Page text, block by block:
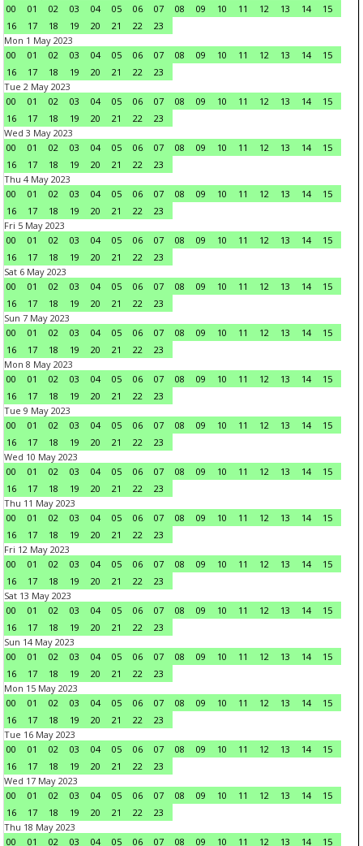
00
01 02 03 04 05 06 07 08 09 10 11 12 13 14
15
16
17 18 19 20 21 22
23
Mon 1 May 2023
00
01 02 03 04 05 06 07 08 09 10 11 12 13 14
15
16
17 18 19 20 21 22
23
Tue 2 May 2023
00
01 02 03 04 05 06 07 08 09 10 11 12 13 14
15
16
17 18 19 20 21 22
23
Wed 3 May 2023
00
01 02 03 04 05 06 07 08 09 10 11 12 13 14
15
16
17 18 19 20 21 22
23
Thu 4 May 2023
00
01 02 03 04 05 06 07 08 09 10 11 12 13 14
15
16
17 18 19 20 21 22
23
Fri 5 May 2023
00
01 02 03 04 05 06 07 08 09 10 11 12 13 14
15
16
17 18 19 20 21 22
23
Sat 6 May 2023
00
01 02 03 04 05 06 07 08 09 10 11 12 13 14
15
16
17 18 19 20 21 22
23
Sun 7 May 2023
00
01 02 03 04 05 06 07 08 09 10 11 12 13 14
15
16
17 18 19 20 21 22
23
Mon 8 May 2023
00
01 02 03 04 05 06 07 08 09 10 11 12 13 14
15
16
17 18 19 20 21 22
23
Tue 9 May 2023
00
01 02 03 04 05 06 07 08 09 10 11 12 13 14
15
16
17 18 19 20 21 22
23
Wed 10 May 2023
00
01 02 03 04 05 06 07 08 09 10 11 12 13 14
15
16
17 18 19 20 21 22
23
Thu 11 May 2023
00
01 02 03 04 05 06 07 08 09 10 11 12 13 14
15
16
17 18 19 20 21 22
23
Fri 12 May 2023
00
01 02 03 04 05 06 07 08 09 10 11 12 13 14
15
16
17 18 19 20 21 22
23
Sat 13 May 2023
00
01 02 03 04 05 06 07 08 09 10 11 12 13 14
15
16
17 18 19 20 21 22
23
Sun 14 May 2023
00
01 02 03 04 05 06 07 08 09 10 11 12 13 14
15
16
17 18 19 20 21 22
23
Mon 15 May 2023
00
01 02 03 04 05 06 07 08 09 10 11 12 13 14
15
16
17 18 19 20 21 22
23
Tue 16 May 2023
00
01 02 03 04 05 06 07 08 09 10 11 12 13 14
15
16
17 18 19 20 21 22
23
Wed 17 May 2023
00
01 02 03 04 05 06 07 08 09 10 11 12 13 14
15
16
17 18 19 20 21 22
23
Thu 18 May 2023
00
01 02 03 04 05 06 07 08 09 10 11 12 13 14 15